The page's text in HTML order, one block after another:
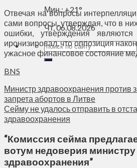
Мин.:+21°
Чт, 06.08.2026
Отвечая на вопросы
сами вопросы, утверждая, что в
ошибки, утверждения являются
иронизировал, что оппозиция
ужасное финансовое состояние
BNS
Министр здравоохранения против
запрета абортов в Литве
Сейму не удалось отправить в
здравоохранения
“Комиссия сейма
вотум недоверия министру
здравоохранения”